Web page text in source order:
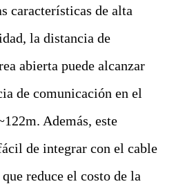
características de alta
la distancia de
abierta puede alcanzar
de comunicación en el
Además, este
de integrar con el cable
reduce el costo de la